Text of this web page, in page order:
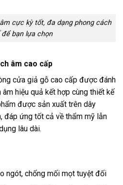
cực kỳ tốt, đa dạng phong cách
bạn lựa chọn
âm cao cấp
cửa giả gỗ cao cấp được đánh
hiệu quả kết hợp cùng thiết kế
được sản xuất trên dây
đáp ứng tốt cả về thẩm mỹ lẫn
lâu dài.
ngót, chống mối mọt tuyệt đối